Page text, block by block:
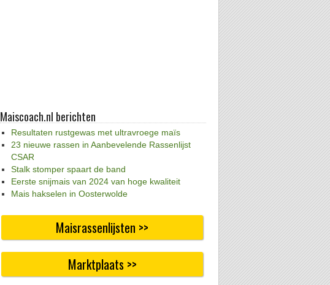
Maiscoach.nl berichten
Resultaten rustgewas met ultravroege maïs
23 nieuwe rassen in Aanbevelende Rassenlijst
CSAR
Stalk stomper spaart de band
Eerste snijmais van 2024 van hoge kwaliteit
Mais hakselen in Oosterwolde
Maisrassenlijsten >>
Marktplaats >>